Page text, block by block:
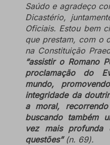
Saúdo e agradeço
Dicastério,
Oficiais. Estou bem
que prestam, com o
na Constituição
“assistir o Romano
proclamação do
mundo,
integridade da
a moral,
buscando também
vez mais
questões” (n. 69).